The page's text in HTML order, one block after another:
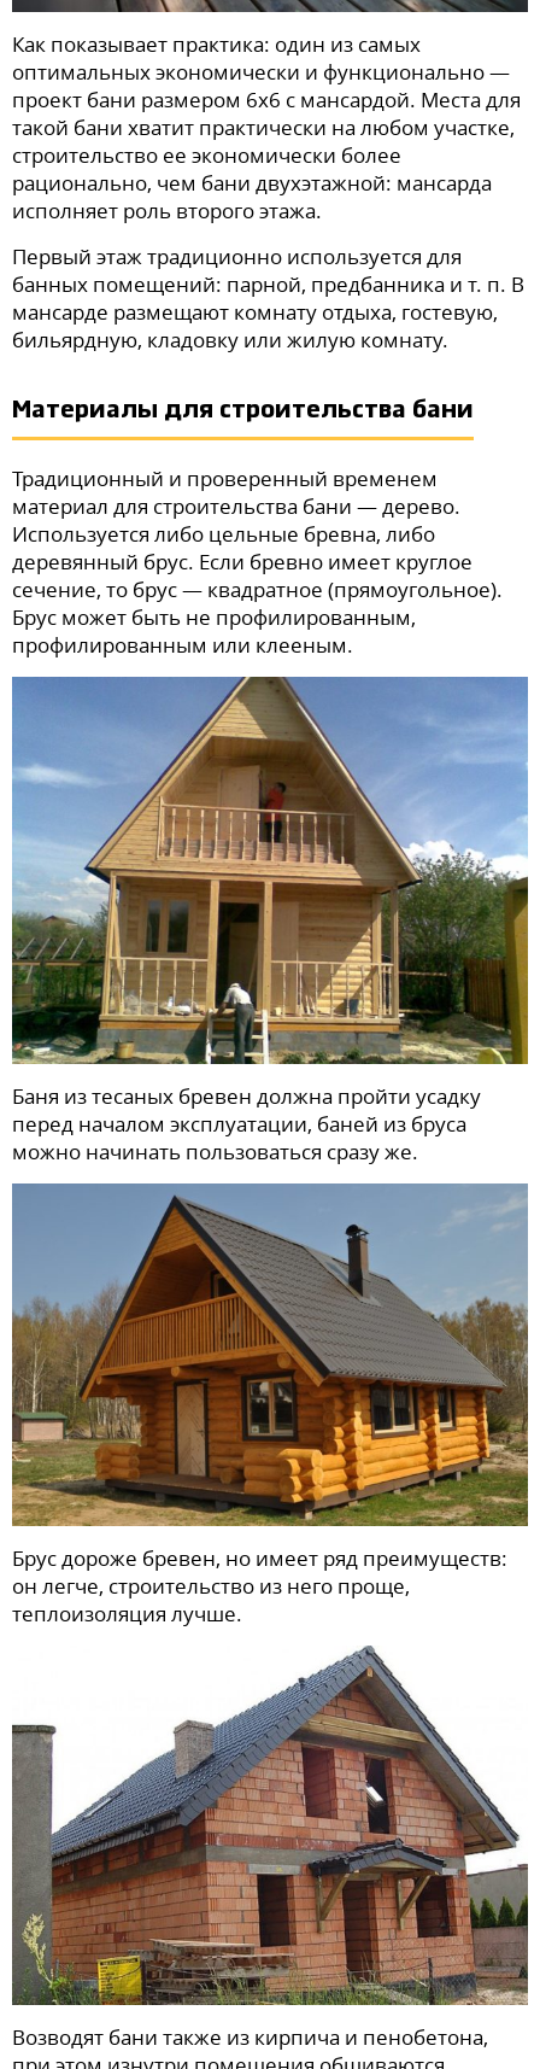
Как показывает практика: один из самых
оптимальных экономически и функционально —
проект бани размером 6х6 с мансардой. Места для
такой бани хватит практически на любом участке,
строительство ее экономически более
рационально, чем бани двухэтажной: мансарда
исполняет роль второго этажа.
Первый этаж традиционно используется для
банных помещений: парной, предбанника и т. п. В
мансарде размещают комнату отдыха, гостевую,
бильярдную, кладовку или жилую комнату.
Материалы для строительства бани
Традиционный и проверенный временем
материал для строительства бани — дерево.
Используется либо цельные бревна, либо
деревянный брус. Если бревно имеет круглое
сечение, то брус — квадратное (прямоугольное).
Брус может быть не профилированным,
профилированным или клееным.
Баня из тесаных бревен должна пройти усадку
перед началом эксплуатации, баней из бруса
можно начинать пользоваться сразу же.
Брус дороже бревен, но имеет ряд преимуществ:
он легче, строительство из него проще,
теплоизоляция лучше.
Возводят бани также из кирпича и пенобетона,